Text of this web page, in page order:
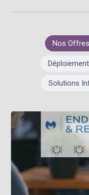
Nos Offres
Solutions